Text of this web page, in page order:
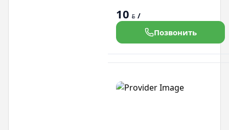
1000 л/мин.
производительность до 1200
л/мин. Насос электрический
"Ручеек" до 20 л/мин. Разные
модели. Произведем откачку
воды любых объемов своими
10 BYN /
Позвонить